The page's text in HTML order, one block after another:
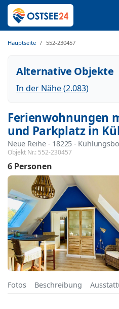
Hauptseite 552-230457
Alternative Objekte
In der Nähe (2.083)
Ferienwohnungen
und Parkplatz in
Neue Reihe - 18225 -
Objekt Nr.: 552-230457
6 Personen
Fotos Beschreibung